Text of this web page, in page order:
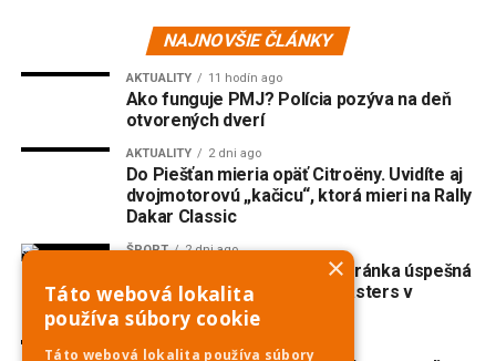
NAJNOVŠIE ČLÁNKY
AKTUALITY 11 hodín ago
Ako funguje PMJ? Polícia pozýva na deň
otvorených dverí
AKTUALITY 2 dni ago
Do Piešťan mieria opäť Citroëny. Uvidíte aj
dvojmotorovú „kačicu“, ktorá mieri na Rally
Dakar Classic
ŠPORT 2 dni ago
Veslovanie: Piešťanská veteránka úspešná
na prestížnej regate Euromasters v
Mníchove
AKTUALITY 2 dni ago
×
Táto webová lokalita
používa súbory cookie
Táto webová lokalita používa súbory